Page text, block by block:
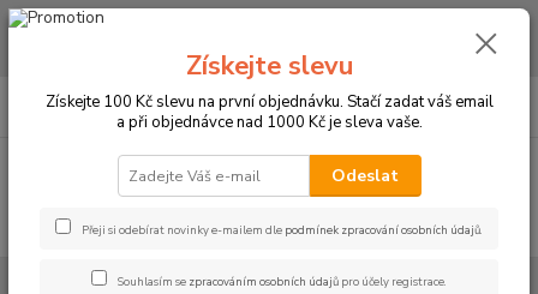
CHCETE NAKOUPIT VĚTŠÍ MNOŽSTVÍ NAŠICH PRODUKTŮ ZA LEPŠÍ
CZK
Hledat
+420 773 794 023
Pondělí-pátek 9-16 hodin
0
RUČNÍKY A OSUŠKY
Osušky 70x140cm bez bordury - 500g/m²
Získejte slevu
Získejte 100 Kč slevu na první objednávku. Stačí zadat váš email
a při objednávce nad 1000 Kč je sleva vaše.
Odeslat
Přeji si odebírat novinky e-mailem dle podmínek zpracování osobních údajů.
Souhlasím se zpracováním osobních údajů pro účely registrace.